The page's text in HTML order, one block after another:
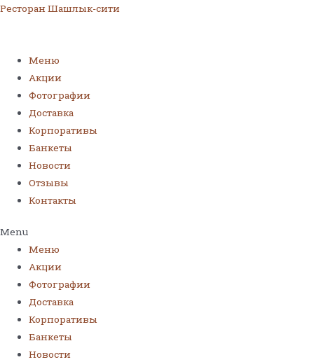
Ресторан Шашлык-сити
Меню
Акции
Фотографии
Доставка
Корпоративы
Банкеты
Новости
Отзывы
Контакты
Menu
Меню
Акции
Фотографии
Доставка
Корпоративы
Банкеты
Новости